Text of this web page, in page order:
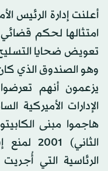
أعلنت إدارة الرئيس
امتثالها لحكم
وهو الصندوق الذي
يزعمون أنهم
الإدارات الأميركية
هاجموا مبنى
الثاني)